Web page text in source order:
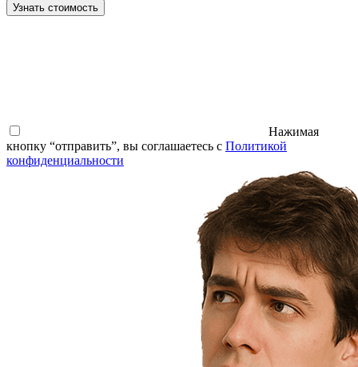
Узнать стоимость
Нажимая
кнопку “отправить”, вы соглашаетесь с Политикой
конфиденциальности